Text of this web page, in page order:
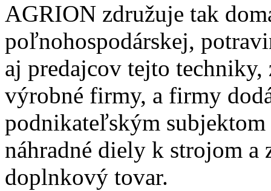
AGRION združuje tak
poľnohospodárskej,
aj predajcov tejto techniky,
výrobné firmy, a firmy
podnikateľským subjektom
náhradné diely k strojom a
doplnkový tovar.